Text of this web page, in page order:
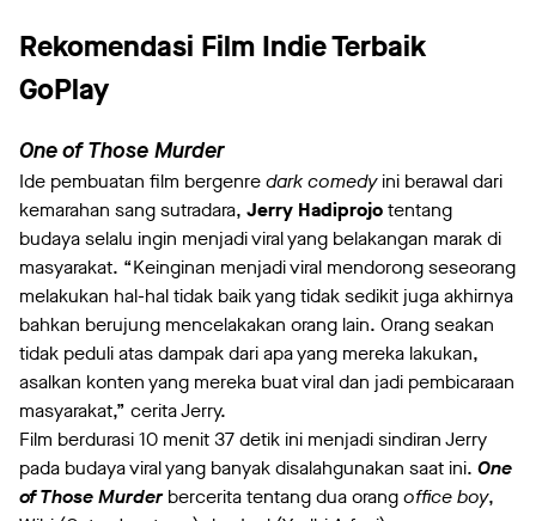
Rekomendasi Film Indie Terbaik
GoPlay
One of Those Murder
Ide pembuatan film bergenredark comedyini berawal dari
kemarahan sang sutradara, Jerry Hadiprojotentang
budaya selalu ingin menjadi viral yang belakangan marak di
masyarakat. “Keinginan menjadi viral mendorong seseorang
melakukan hal-hal tidak baik yang tidak sedikit juga akhirnya
bahkan berujung mencelakakan orang lain. Orang seakan
tidak peduli atas dampak dari apa yang mereka lakukan,
asalkan konten yang mereka buat viral dan jadi pembicaraan
masyarakat,” cerita Jerry.
Film berdurasi 10 menit 37 detik ini menjadi sindiran Jerry
pada budaya viral yang banyak disalahgunakan saat ini. One
of Those Murderbercerita tentang dua orangoffice boy,